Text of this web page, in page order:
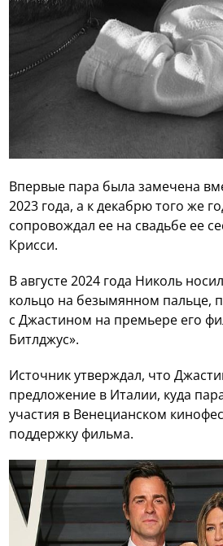
Впервые пара была замечена
2023 года, а к декабрю того же
сопровождал ее на свадьбе ее
Крисси.
В августе 2024 года Николь
кольцо на безымянном пальце,
с Джастином на премьере его
Битлджус».
Источник утверждал, что
предложение в Италии, куда
участия в Венецианском
поддержку фильма.